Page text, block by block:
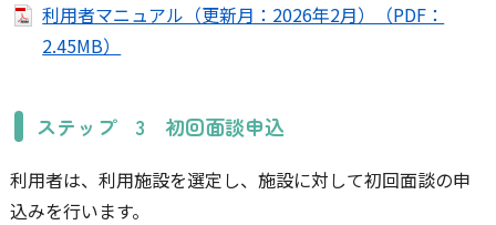
利用者マニュアル（更新月：2026年2月）（PDF：
2.45MB）
ステップ 3 初回面談申込
利用者は、利用施設を選定し、施設に対して初回面談の申
込みを行います。